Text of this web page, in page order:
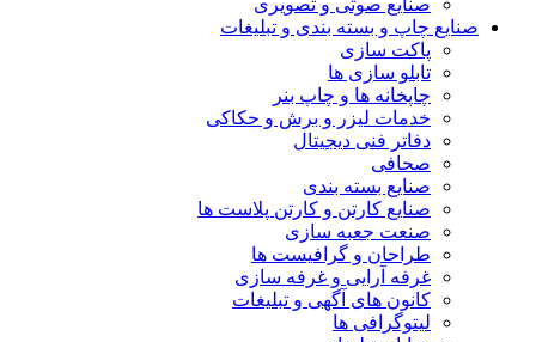
صنایع صوتی و تصویری
صنایع چاپ و بسته بندی و تبلیغات
پاکت سازی
تابلو سازی ها
چاپخانه ها و چاپ بنر
خدمات لیزر و برش و حکاکی
دفاتر فنی دیجیتال
صحافی
صنایع بسته بندی
صنایع کارتن و کارتن پلاست ها
صنعت جعبه سازی
طراحان و گرافیست ها
غرفه آرایی و غرفه سازی
کانون های آگهی و تبلیغات
لیتوگرافی ها